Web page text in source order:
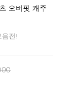
오버핏 캐주
전!